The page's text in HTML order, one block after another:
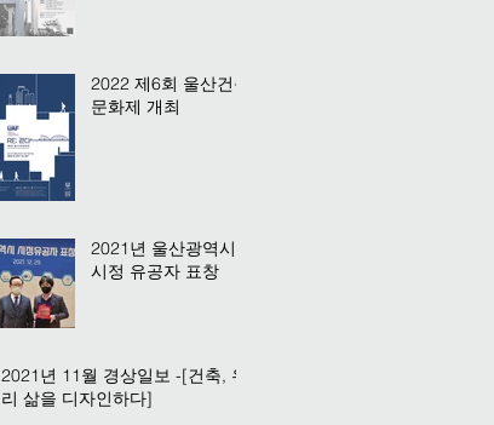
2022 제6회 울산건축
문화제 개최
2021년 울산광역시
시정 유공자 표창
2021년 11월 경상일보 -[건축, 우
리 삶을 디자인하다]